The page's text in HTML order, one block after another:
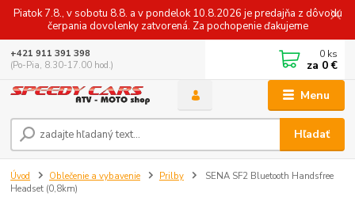
Piatok 7.8., v sobotu 8.8. a v pondelok 10.8.2026 je predajňa z dôvodu
čerpania dovolenky zatvorená. Za pochopenie ďakujeme
Menu
Hľadať
+421 911 391 398
(Po-Pia, 8.30-17.00 hod.)
0 ks
za 0 €
Úvod Oblečenie a vybavenie Prilby
SENA SF2 Bluetooth Handsfree
Headset (0,8km)